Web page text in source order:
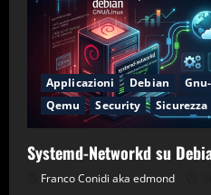
Applicazioni Debian
Qemu
Security Sicurezza
Systemd-Networkd su
Franco Conidi aka edmond